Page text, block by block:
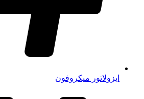
ایزولاتور میکروفون